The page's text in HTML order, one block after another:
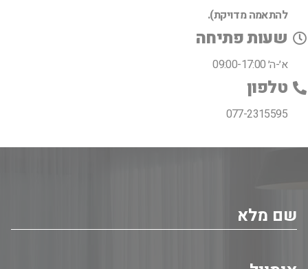
להתאמה מדויקת).
שעות פתיחה
א׳-ה׳ 09:00-17:00
טלפון
077-2315595